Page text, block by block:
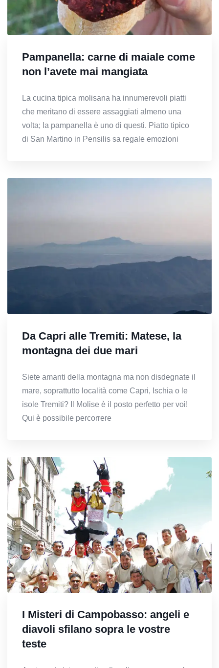
Pampanella: carne di maiale come
non l’avete mai mangiata
La cucina tipica molisana ha innumerevoli piatti
che meritano di essere assaggiati almeno una
volta; la pampanella è uno di questi. Piatto tipico
di San Martino in Pensilis sa regale emozioni
Da Capri alle Tremiti: Matese, la
montagna dei due mari
Siete amanti della montagna ma non disdegnate il
mare, soprattutto località come Capri, Ischia o le
isole Tremiti? Il Molise è il posto perfetto per voi!
Qui è possibile percorrere
I Misteri di Campobasso: angeli e
diavoli sfilano sopra le vostre
teste